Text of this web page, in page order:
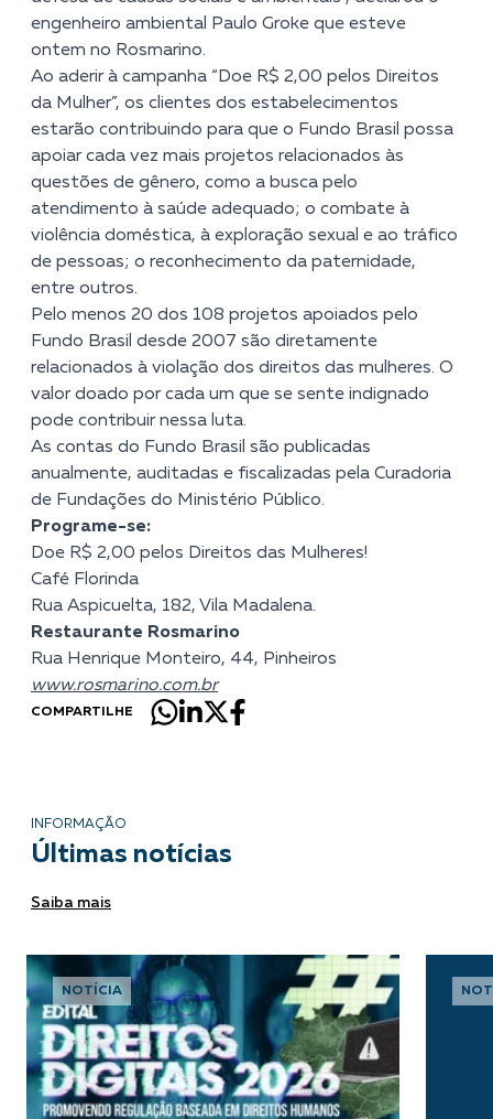
engenheiro ambiental Paulo Groke que esteve
ontem no Rosmarino.
Ao aderir à campanha “Doe R$ 2,00 pelos Direitos
da Mulher”, os clientes dos estabelecimentos
estarão contribuindo para que o Fundo Brasil possa
apoiar cada vez mais projetos relacionados às
questões de gênero, como a busca pelo
atendimento à saúde adequado; o combate à
violência doméstica, à exploração sexual e ao tráfico
de pessoas; o reconhecimento da paternidade,
entre outros.
Pelo menos 20 dos 108 projetos apoiados pelo
Fundo Brasil desde 2007 são diretamente
relacionados à violação dos direitos das mulheres. O
valor doado por cada um que se sente indignado
pode contribuir nessa luta.
As contas do Fundo Brasil são publicadas
anualmente, auditadas e fiscalizadas pela Curadoria
de Fundações do Ministério Público.
Programe-se:
Doe R$ 2,00 pelos Direitos das Mulheres!
Café Florinda
Rua Aspicuelta, 182, Vila Madalena.
Restaurante Rosmarino
Rua Henrique Monteiro, 44, Pinheiros
www.rosmarino.com.br
COMPARTILHE
INFORMAÇÃO
Últimas notícias
Saiba mais
NOTÍCIA